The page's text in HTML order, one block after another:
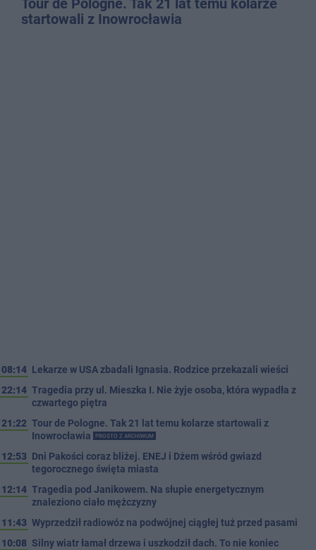
startowali z Inowrocławia
08:14 Lekarze w USA zbadali Ignasia. Rodzice przekazali wieści
22:14 Tragedia przy ul. Mieszka I. Nie żyje osoba, która wypadła z
czwartego piętra
21:22 Tour de Pologne. Tak 21 lat temu kolarze startowali z
Inowrocławia
PROSTO Z ARCHIWUM
12:53 Dni Pakości coraz bliżej. ENEJ i Dżem wśród gwiazd
tegorocznego święta miasta
12:14 Tragedia pod Janikowem. Na słupie energetycznym
znaleziono ciało mężczyzny
11:43 Wyprzedził radiowóz na podwójnej ciągłej tuż przed pasami
10:08 Silny wiatr łamał drzewa i uszkodził dach. To nie koniec